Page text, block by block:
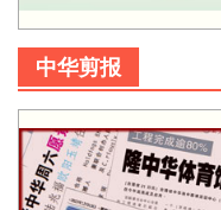
中华剪报